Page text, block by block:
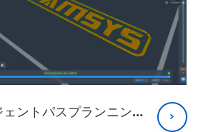
インテリジェントパスプランニングアルゴリズム